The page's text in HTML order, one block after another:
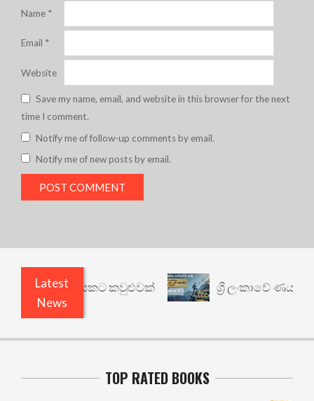
Name *
Email *
Website
Save my name, email, and website in this browser for the next
time I comment.
Notify me of follow-up comments by email.
Notify me of new posts by email.
Latest
News
යථාර්ථයකට කවුළුවක් ශ්‍රී ලංකාවේ ණය
TOP RATED BOOKS